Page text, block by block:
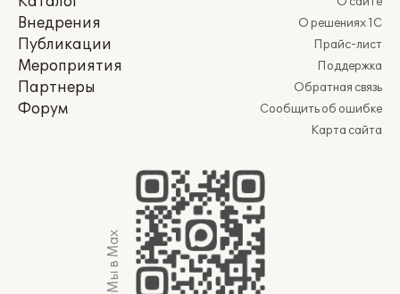
Внедрения
Публикации
Мероприятия
Партнеры
Форум
О решениях 1С
Прайс-лист
Поддержка
Обратная связь
Сообщить об ошибке
Карта сайта
Мы в Max